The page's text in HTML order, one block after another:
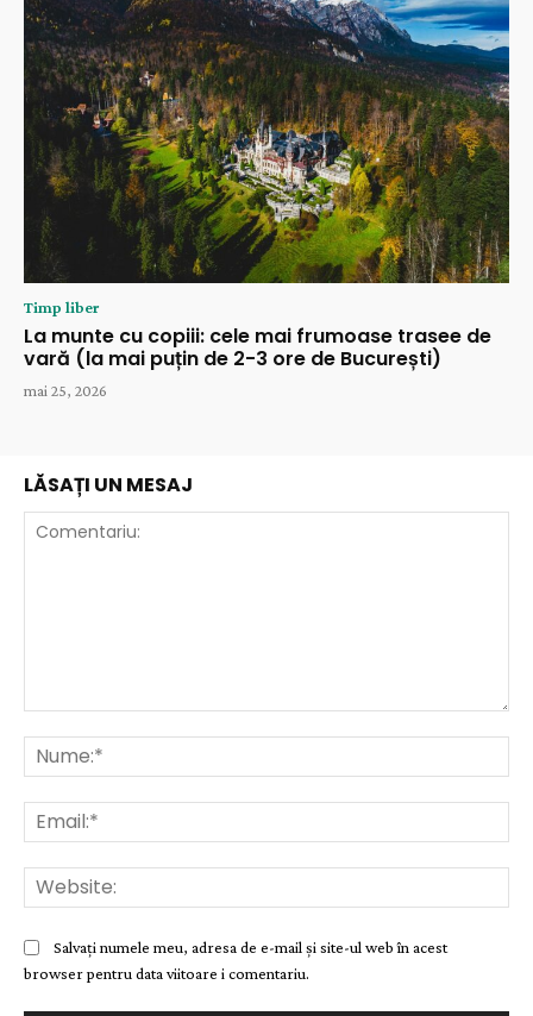
Timp liber
La munte cu copiii: cele mai frumoase trasee de
vară (la mai puțin de 2-3 ore de București)
mai 25, 2026
LĂSAȚI UN MESAJ
Salvați numele meu, adresa de e-mail și site-ul web în acest
browser pentru data viitoare i comentariu.